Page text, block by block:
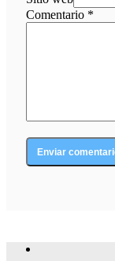
Comentario *